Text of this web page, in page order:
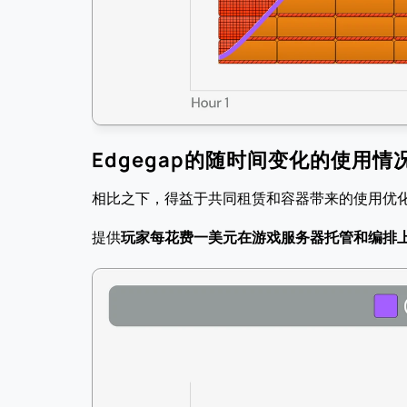
Edgegap的随时间变化的使用情
相比之下，得益于共同租赁和容器带来的使用
提供玩家每花费一美元在游戏服务器托管和编排